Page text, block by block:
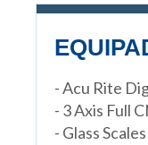
- Acu Rite
- 3 Axis Full
- Glass